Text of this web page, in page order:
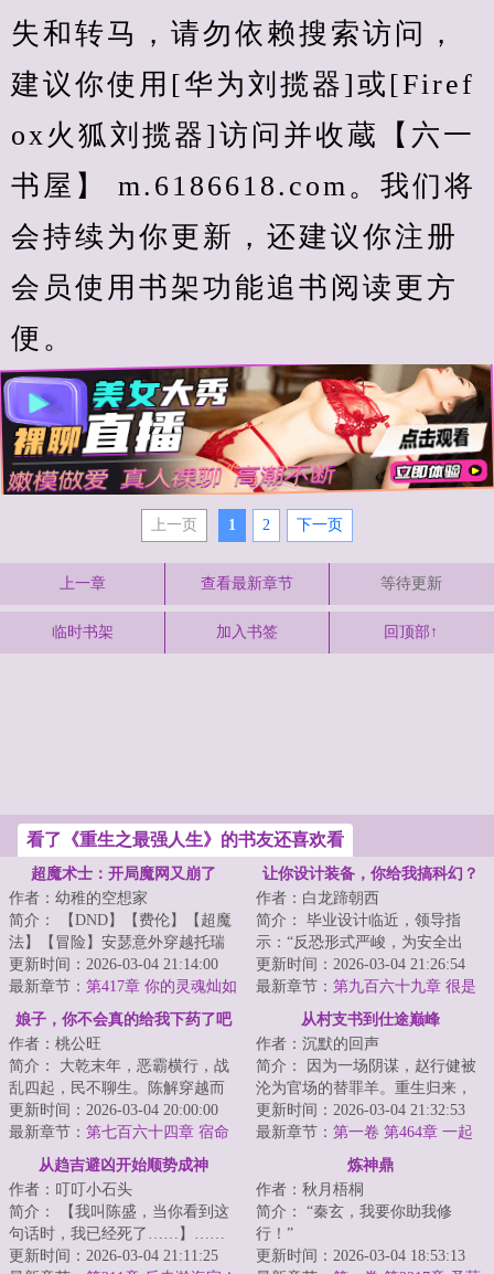
失和转马，请勿依赖搜索访问，
建议你使用[华为刘揽器]或[Firef
ox火狐刘揽器]访问并收蔵【六一
书屋】 m.6186618.com。我们将
会持续为你更新，还建议你注册
会员使用书架功能追书阅读更方
便。
上一页 1 2 下一页
上一章 查看最新章节 等待更新
临时书架 加入书签 回顶部↑
看了《重生之最强人生》的书友还喜欢看
超魔术士：开局魔网又崩了
作者：幼稚的空想家
简介： 【DND】【费伦】【超魔
法】【冒险】安瑟意外穿越托瑞
尔，魔法女神又双叒叕出事了！
更新时间：2026-03-04 21:14:00
最新章节： 第417章 你的灵魂灿如
星河
让你设计装备，你给我搞科幻？
作者：白龙蹄朝西
简介： 毕业设计临近，领导指
示：“反恐形式严峻，为安全出
发，设计一款防御性武器！”展示
会上，...
更新时间：2026-03-04 21:26:54
最新章节： 第九百六十九章 很是
娘子，你不会真的给我下药了吧
作者：桃公旺
简介： 大乾末年，恶霸横行，战
乱四起，民不聊生。陈解穿越而
来，发现自己竟然是个嗜酒的烂
赌鬼，...
更新时间：2026-03-04 20:00:00
最新章节： 第七百六十四章 宿命
从村支书到仕途巅峰
作者：沉默的回声
简介： 因为一场阴谋，赵行健被
沦为官场的替罪羊。重生归来，
凭借他超前认知，什么官商勾
结、尔虞...
更新时间：2026-03-04 21:32:53
最新章节： 第一卷 第464章 一起
从趋吉避凶开始顺势成神
作者：叮叮小石头
简介： 【我叫陈盛，当你看到这
句话时，我已经死了……】……
一朝穿越，命如草芥，睁眼便是
更新时间：2026-03-04 21:11:25
炼神鼎
作者：秋月梧桐
简介： “秦玄，我要你助我修
行！”
更新时间：2026-03-04 18:53:13